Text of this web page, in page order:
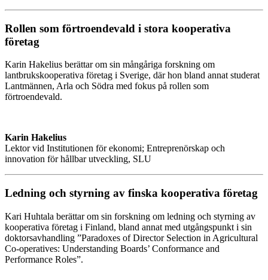
Rollen som förtroendevald i stora kooperativa
företag
Karin Hakelius berättar om sin mångåriga forskning om
lantbrukskooperativa företag i Sverige, där hon bland annat studerat
Lantmännen, Arla och Södra med fokus på rollen som
förtroendevald.
Karin Hakelius
Lektor vid Institutionen för ekonomi; Entreprenörskap och
innovation för hållbar utveckling, SLU
Ledning och styrning av finska kooperativa företag
Kari Huhtala berättar om sin forskning om ledning och styrning av
kooperativa företag i Finland, bland annat med utgångspunkt i sin
doktorsavhandling ”Paradoxes of Director Selection in Agricultural
Co-operatives: Understanding Boards’ Conformance and
Performance Roles”.